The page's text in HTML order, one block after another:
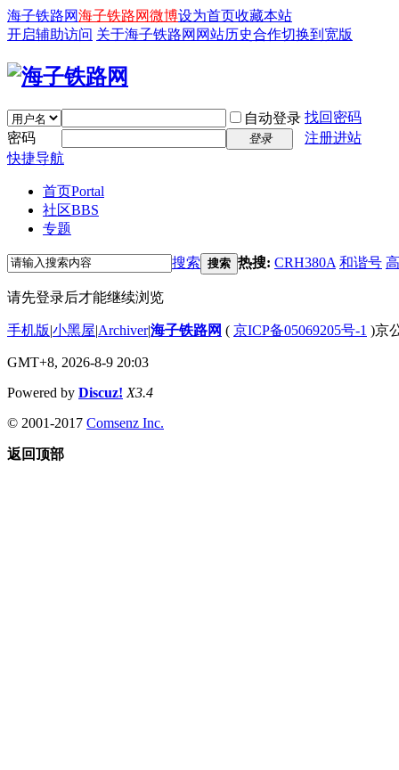
海子铁路网海子铁路网微博设为首页收藏本站
开启辅助访问 关于海子铁路网 网站历史合作切换到宽版
自动登录 找回密码
密码
登录
注册进站
快捷导航
首页Portal
社区BBS
专题
搜索 搜索 热搜: CRH380A 和谐号
请先登录后才能继续浏览
手机版|小黑屋|Archiver|海子铁路网 ( 京ICP备05069205号-1 )京
GMT+8, 2026-8-9 20:03
Powered by Discuz! X3.4
© 2001-2017 Comsenz Inc.
返回顶部